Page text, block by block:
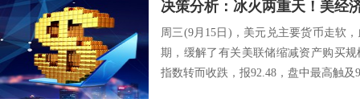
周三(9月15日)，美元兑主要货币走软
期，缓解了有关美联储缩减资产购买
指数转而收跌，报92.48，盘中最高触及